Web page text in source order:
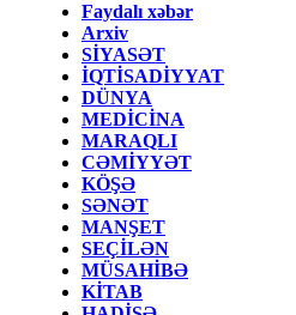
Faydalı xəbər
Arxiv
SİYASƏT
İQTİSADİYYAT
DÜNYA
MEDİCİNA
MARAQLI
CƏMİYYƏT
KÖŞƏ
SƏNƏT
MANŞET
SEÇİLƏN
MÜSAHİBƏ
KİTAB